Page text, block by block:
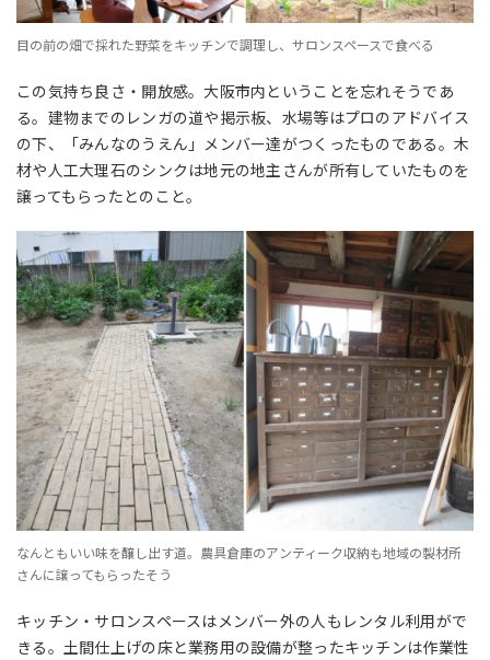
目の前の畑で採れた野菜をキッチンで調理し、サロンスペースで食べる
この気持ち良さ・開放感。大阪市内ということを忘れそうであ
る。建物までのレンガの道や掲示板、水場等はプロのアドバイス
の下、「みんなのうえん」メンバー達がつくったものである。木
材や人工大理石のシンクは地元の地主さんが所有していたものを
譲ってもらったとのこと。
なんともいい味を醸し出す道。農具倉庫のアンティーク収納も地域の製材所
さんに譲ってもらったそう
キッチン・サロンスペースはメンバー外の人もレンタル利用がで
きる。土間仕上げの床と業務用の設備が整ったキッチンは作業性